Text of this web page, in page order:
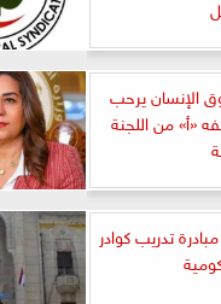
الإنسان يرحب
«أ» من اللجنة
تدريب كوادر